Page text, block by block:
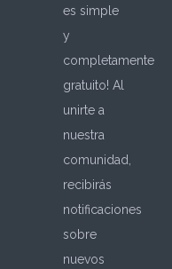
es simple
y
completamente
gratuito! Al
unirte a
nuestra
comunidad,
recibirás
notificaciones
sobre
nuevos